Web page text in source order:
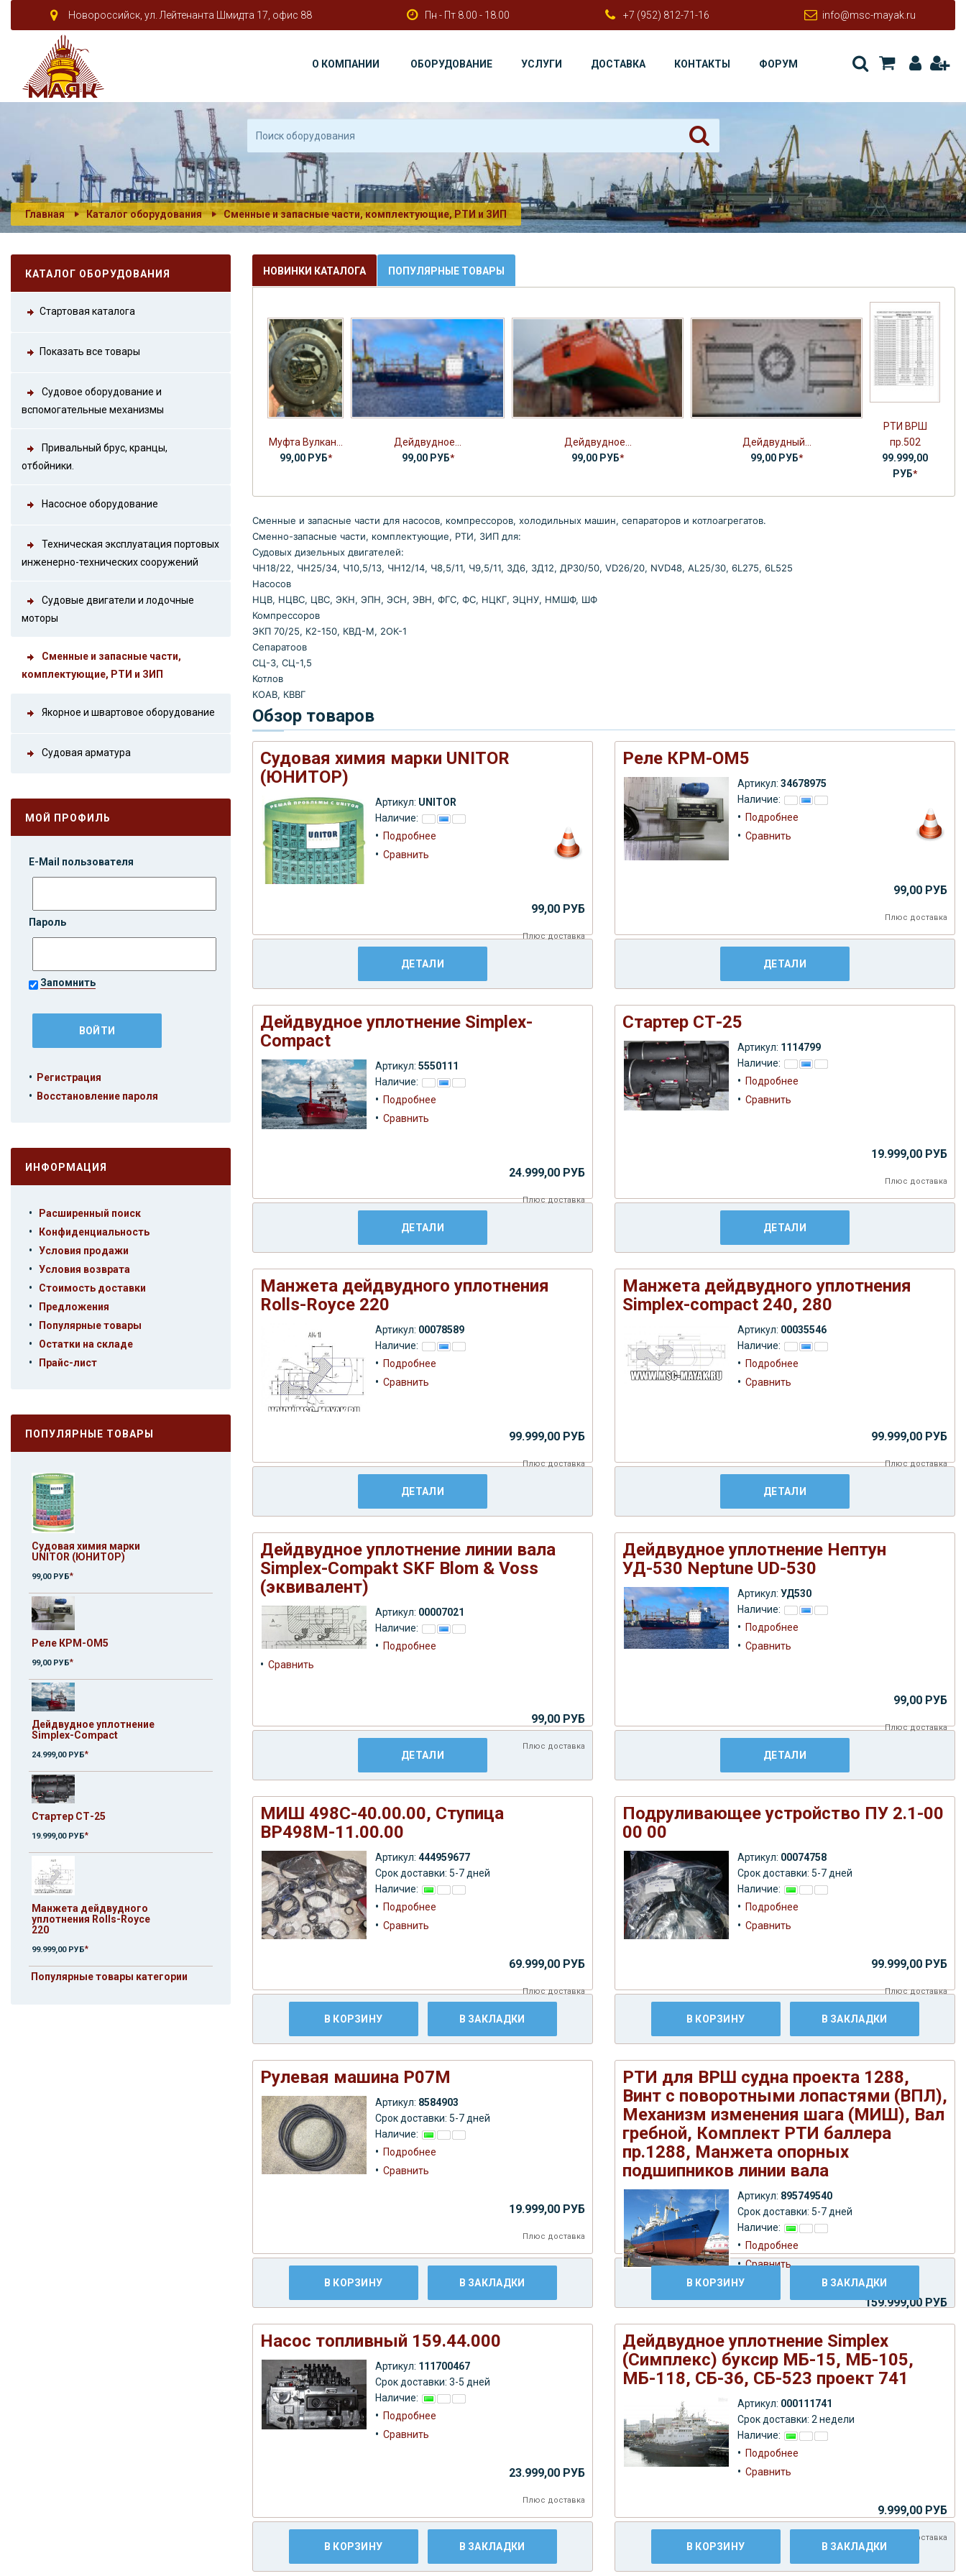
Новороссийск, ул. Лейтенанта Шмидта 17, офис 88 Пн - Пт 8.00 - 18.00 +7 (952) 812-71-16 info@msc-mayak.ru
О КОМПАНИИ ОБОРУДОВАНИЕ УСЛУГИ ДОСТАВКА КОНТАКТЫ ФОРУМ
Главная Каталог оборудования Сменные и запасные части, комплектующие, РТИ и ЗИП
КАТАЛОГ ОБОРУДОВАНИЯ
Стартовая каталога
Показать все товары
Судовое оборудование и
вспомогательные механизмы
Привальный брус, кранцы,
отбойники.
Насосное оборудование
Техническая эксплуатация портовых
инженерно-технических сооружений
Судовые двигатели и лодочные
моторы
Сменные и запасные части,
комплектующие, РТИ и ЗИП
Якорное и швартовое оборудование
Судовая арматура
МОЙ ПРОФИЛЬ
E-Mail пользователя
Пароль
Запомнить
• Регистрация
• Восстановление пароля
ИНФОРМАЦИЯ
• Расширенный поиск
• Конфиденциальность
• Условия продажи
• Условия возврата
• Стоимость доставки
• Предложения
• Популярные товары
• Остатки на складе
• Прайс-лист
ПОПУЛЯРНЫЕ ТОВАРЫ
Судовая химия марки
UNITOR (ЮНИТОР)
99,00 РУБ*
Реле КРМ-ОМ5
99,00 РУБ*
Дейдвудное уплотнение
Simplex-Compact
24.999,00 РУБ*
Стартер СТ-25
19.999,00 РУБ*
Манжета дейдвудного
уплотнения Rolls-Royce
220
99.999,00 РУБ*
Популярные товары категории
НОВИНКИ КАТАЛОГА ПОПУЛЯРНЫЕ ТОВАРЫ
Муфта Вулкан...
99,00 РУБ*
Дейдвудное...
99,00 РУБ*
Дейдвудное...
99,00 РУБ*
Дейдвудный...
99,00 РУБ*
РТИ ВРШ
пр.502
99.999,00
РУБ*
Сменные и запасные части для насосов, компрессоров, холодильных машин, сепараторов и котлоагрегатов.
Сменно-запасные части, комплектующие, РТИ, ЗИП для:
Судовых дизельных двигателей:
ЧН18/22, ЧН25/34, Ч10,5/13, ЧН12/14, Ч8,5/11, Ч9,5/11, 3Д6, 3Д12, ДР30/50, VD26/20, NVD48, AL25/30, 6L275, 6L525
Насосов
НЦВ, НЦВС, ЦВС, ЭКН, ЭПН, ЭСН, ЭВН, ФГС, ФС, НЦКГ, ЭЦНУ, НМШФ, ШФ
Компрессоров
ЭКП 70/25, К2-150, КВД-М, 2ОК-1
Сепаратоов
СЦ-3, СЦ-1,5
Котлов
КОАВ, КВВГ
Обзор товаров
Судовая химия марки UNITOR
(ЮНИТОР)
Артикул: UNITOR
Наличие:
• Подробнее
• Сравнить
99,00 РУБ
Плюсдоставка
ДЕТАЛИ
Реле КРМ-ОМ5
Артикул: 34678975
Наличие:
• Подробнее
• Сравнить
99,00 РУБ
Плюс доставка
ДЕТАЛИ
Дейдвудное уплотнение Simplex-
Compact
Артикул: 5550111
Наличие:
• Подробнее
• Сравнить
24.999,00 РУБ
Плюсдоставка
ДЕТАЛИ
Стартер СТ-25
Артикул: 1114799
Наличие:
• Подробнее
• Сравнить
19.999,00 РУБ
Плюс доставка
ДЕТАЛИ
Манжета дейдвудного уплотнения
Rolls-Royce 220
Артикул: 00078589
Наличие:
• Подробнее
• Сравнить
99.999,00 РУБ
Плюсдоставка
ДЕТАЛИ
Манжета дейдвудного уплотнения
Simplex-compact 240, 280
Артикул: 00035546
Наличие:
• Подробнее
• Сравнить
99.999,00 РУБ
Плюсдоставка
ДЕТАЛИ
Дейдвудное уплотнение линии вала
Simplex-Compakt SKF Blom & Voss
(эквивалент)
Артикул: 00007021
Наличие:
• Подробнее
• Сравнить
99,00 РУБ
Плюс доставка
ДЕТАЛИ
Дейдвудное уплотнение Нептун
УД-530 Neptune UD-530
Артикул: УД530
Наличие:
• Подробнее
• Сравнить
99,00 РУБ
Плюсдоставка
ДЕТАЛИ
МИШ 498С-40.00.00, Ступица
ВР498М-11.00.00
Артикул: 444959677
Срок доставки: 5-7 дней
Наличие:
• Подробнее
• Сравнить
69.999,00 РУБ
Плюсдоставка
В КОРЗИНУ В ЗАКЛАДКИ
Подруливающее устройство ПУ 2.1-00
00 00
Артикул: 00074758
Срок доставки: 5-7 дней
Наличие:
• Подробнее
• Сравнить
99.999,00 РУБ
Плюсдоставка
В КОРЗИНУ В ЗАКЛАДКИ
Рулевая машина Р07М
Артикул: 8584903
Срок доставки: 5-7 дней
Наличие:
• Подробнее
• Сравнить
19.999,00 РУБ
Плюс доставка
В КОРЗИНУ В ЗАКЛАДКИ
РТИ для ВРШ судна проекта 1288,
Винт с поворотными лопастями (ВПЛ),
Механизм изменения шага (МИШ), Вал
гребной, Комплект РТИ баллера
пр.1288, Манжета опорных
подшипников линии вала
Артикул: 895749540
Срок доставки: 5-7 дней
Наличие:
• Подробнее
• Сравнить
159.999,00 РУБ
В КОРЗИНУ В ЗАКЛАДКИ
Насос топливный 159.44.000
Артикул: 111700467
Срок доставки: 3-5 дней
Наличие:
• Подробнее
• Сравнить
23.999,00 РУБ
Плюс доставка
В КОРЗИНУ В ЗАКЛАДКИ
Дейдвудное уплотнение Simplex
(Симплекс) буксир МБ-15, МБ-105,
МБ-118, СБ-36, СБ-523 проект 741
Артикул: 000111741
Срок доставки: 2 недели
Наличие:
• Подробнее
• Сравнить
9.999,00 РУБ
доставка
В КОРЗИНУ В ЗАКЛАДКИ